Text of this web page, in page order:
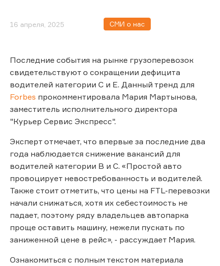
16 апреля, 2025 СМИ о нас
Последние события на рынке грузоперевозок
свидетельствуют о сокращении дефицита
водителей категории С и E. Данный тренд для
Forbes прокомментировала Мария Мартынова,
заместитель исполнительного директора
"Курьер Сервис Экспресс".
Эксперт отмечает, что впервые за последние два
года наблюдается снижение вакансий для
водителей категории В и С. «Простой авто
провоцирует невостребованность и водителей.
Также стоит отметить, что цены на FTL-перевозки
начали снижаться, хотя их себестоимость не
падает, поэтому ряду владельцев автопарка
проще оставить машину, нежели пускать по
заниженной цене в рейс», - рассуждает Мария.
Ознакомиться с полным текстом материала